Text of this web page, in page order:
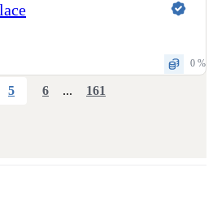
0 %
5 6 ... 161